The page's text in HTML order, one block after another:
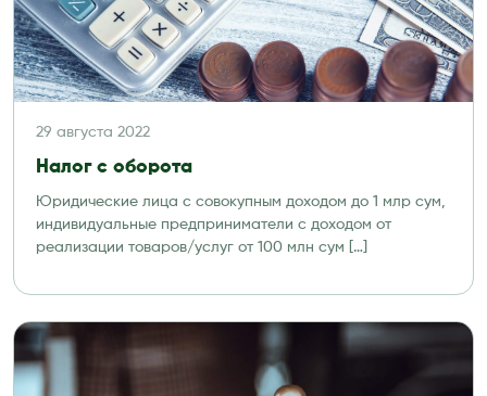
29 августа 2022
Налог с оборота
Юридические лица с совокупным доходом до 1 млр сум,
индивидуальные предприниматели с доходом от
реализации товаров/услуг от 100 млн сум […]